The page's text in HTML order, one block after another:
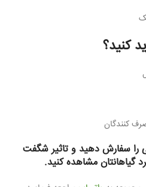
کنید؟
کنندگان
را سفارش دهید و تاثیر شگفت
گیاهانتان مشاهده کنید.